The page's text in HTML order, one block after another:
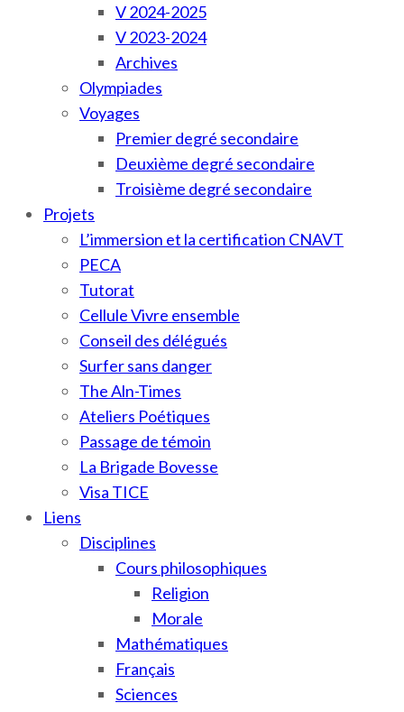
V 2024-2025
V 2023-2024
Archives
Olympiades
Voyages
Premier degré secondaire
Deuxième degré secondaire
Troisième degré secondaire
Projets
L’immersion et la certification CNAVT
PECA
Tutorat
Cellule Vivre ensemble
Conseil des délégués
Surfer sans danger
The Aln-Times
Ateliers Poétiques
Passage de témoin
La Brigade Bovesse
Visa TICE
Liens
Disciplines
Cours philosophiques
Religion
Morale
Mathématiques
Français
Sciences